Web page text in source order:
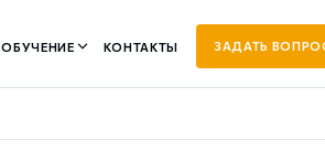
ОБУЧЕНИЕ КОНТАКТЫ ЗАДАТЬ